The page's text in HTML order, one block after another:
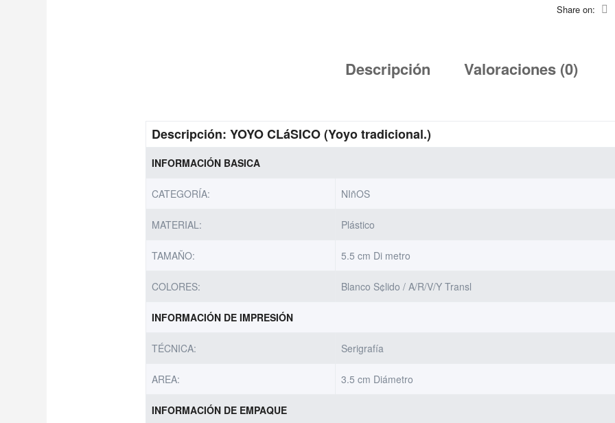
Share on:
Descripción Valoraciones (0)
Descripción:YOYO CLáSICO (Yoyo tradicional.)
INFORMACIÓN BASICA
CATEGORÍA: NIñOS
MATERIAL: Plástico
TAMAÑO: 5.5 cm Di metro
COLORES: Blanco S¢lido / A/R/V/Y Transl
INFORMACIÓN DE IMPRESIÓN
TÉCNICA: Serigrafía
AREA: 3.5 cm Diámetro
INFORMACIÓN DE EMPAQUE